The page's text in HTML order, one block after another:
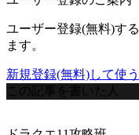
ユーザー登録(無料)す
ます。
新規登録(無料)して使う
この記事を書いた人